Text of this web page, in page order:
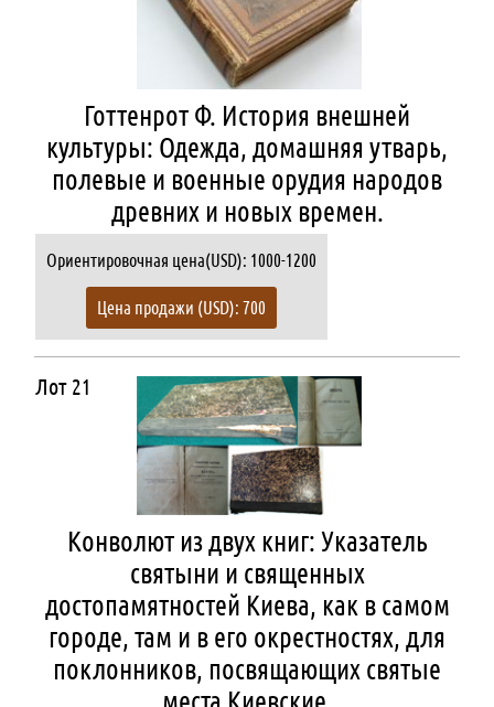
Готтенрот Ф. История внешней
культуры: Одежда, домашняя утварь,
полевые и военные орудия народов
древних и новых времен.
Ориентировочная цена(USD): 1000-1200
Цена продажи (USD): 700
Лот 21
Конволют из двух книг: Указатель
святыни и священных
достопамятностей Киева, как в самом
городе, там и в его окрестностях, для
поклонников, посвящающих святые